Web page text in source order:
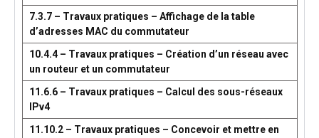
7.3.7 – Travaux pratiques – Affichage de la table
d’adresses MAC du commutateur
10.4.4 – Travaux pratiques – Création d’un réseau avec
un routeur et un commutateur
11.6.6 – Travaux pratiques – Calcul des sous-réseaux
IPv4
11.10.2 – Travaux pratiques – Concevoir et mettre en